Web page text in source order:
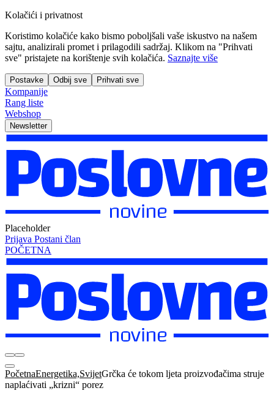
Kolačići i privatnost
Koristimo kolačiće kako bismo poboljšali vaše iskustvo na našem
sajtu, analizirali promet i prilagodili sadržaj. Klikom na "Prihvati
sve" pristajete na korištenje svih kolačića. Saznajte više
Postavke Odbij sve Prihvati sve
Kompanije
Rang liste
Webshop
Newsletter
Placeholder
Prijava Postani član
POČETNA
PočetnaEnergetika,SvijetGrčka će tokom ljeta proizvođačima struje
naplaćivati „krizni“ porez